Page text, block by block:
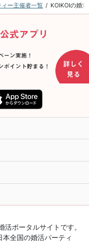
ー主催者一覧 KOIKOIの婚
ポータルサイトです。
全国の婚活パーティ